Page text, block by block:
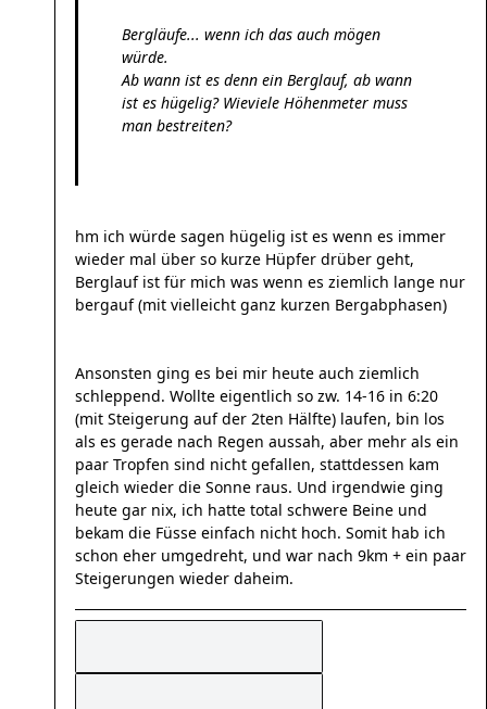
Bergläufe... wenn ich das auch mögen
würde.
Ab wann ist es denn ein Berglauf, ab wann
ist es hügelig? Wieviele Höhenmeter muss
man bestreiten?
hm ich würde sagen hügelig ist es wenn es immer
wieder mal über so kurze Hüpfer drüber geht,
Berglauf ist für mich was wenn es ziemlich lange nur
bergauf (mit vielleicht ganz kurzen Bergabphasen)
Ansonsten ging es bei mir heute auch ziemlich
schleppend. Wollte eigentlich so zw. 14-16 in 6:20
(mit Steigerung auf der 2ten Hälfte) laufen, bin los
als es gerade nach Regen aussah, aber mehr als ein
paar Tropfen sind nicht gefallen, stattdessen kam
gleich wieder die Sonne raus. Und irgendwie ging
heute gar nix, ich hatte total schwere Beine und
bekam die Füsse einfach nicht hoch. Somit hab ich
schon eher umgedreht, und war nach 9km + ein paar
Steigerungen wieder daheim.